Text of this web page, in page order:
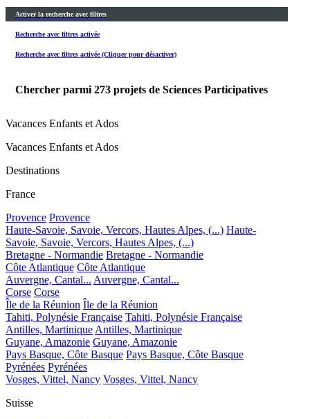
Activer la recherche avec filtres
Recherche avec filtres activée
Recherche avec filtres activée (Cliquer pour désactiver)
Chercher parmi 273 projets de Sciences Participatives
Vacances Enfants et Ados
Vacances Enfants et Ados
Destinations
France
Provence Provence
Haute-Savoie, Savoie, Vercors, Hautes Alpes, (...) Haute-
Savoie, Savoie, Vercors, Hautes Alpes, (...)
Bretagne - Normandie Bretagne - Normandie
Côte Atlantique Côte Atlantique
Auvergne, Cantal... Auvergne, Cantal...
Corse Corse
Île de la Réunion Île de la Réunion
Tahiti, Polynésie Française Tahiti, Polynésie Française
Antilles, Martinique Antilles, Martinique
Guyane, Amazonie Guyane, Amazonie
Pays Basque, Côte Basque Pays Basque, Côte Basque
Pyrénées Pyrénées
Vosges, Vittel, Nancy Vosges, Vittel, Nancy
Suisse